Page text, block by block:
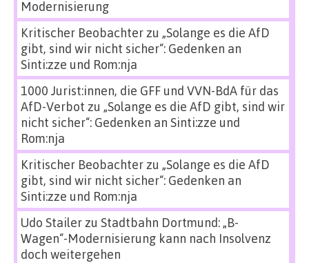
Modernisierung
Kritischer Beobachterzu „Solange es die AfD
gibt, sind wir nicht sicher“: Gedenken an
Sinti:zze und Rom:nja
1000 Jurist:innen, die GFF und VVN-BdA für das
AfD-Verbot zu „Solange es die AfD gibt, sind wir
nicht sicher“: Gedenken an Sinti:zze und
Rom:nja
Kritischer Beobachterzu „Solange es die AfD
gibt, sind wir nicht sicher“: Gedenken an
Sinti:zze und Rom:nja
Udo Stailerzu Stadtbahn Dortmund: „B-
Wagen“-Modernisierung kann nach Insolvenz
doch weitergehen